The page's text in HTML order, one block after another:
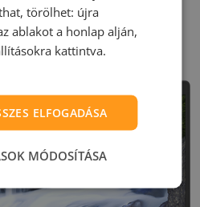
törölhet: újra
ablakot a honlap alján,
kattintva.
ELFOGADÁSA
MÓDOSÍTÁSA